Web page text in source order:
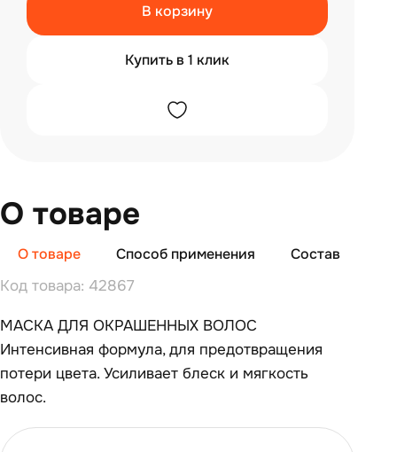
В корзину
Купить в 1 клик
О товаре
О товаре Способ применения Состав
Код товара: 42867
МАСКА ДЛЯ ОКРАШЕННЫХ ВОЛОС
Интенсивная формула, для предотвращения
потери цвета. Усиливает блеск и мягкость
волос.